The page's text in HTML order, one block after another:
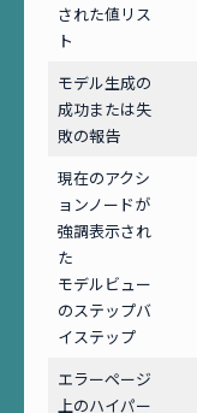
された値リス
ト
モデル生成の
成功または失
敗の報告
現在のアクシ
ョンノードが
強調表示され
た
モデルビュー
のステップバ
イステップ
エラーページ
上のハイパー